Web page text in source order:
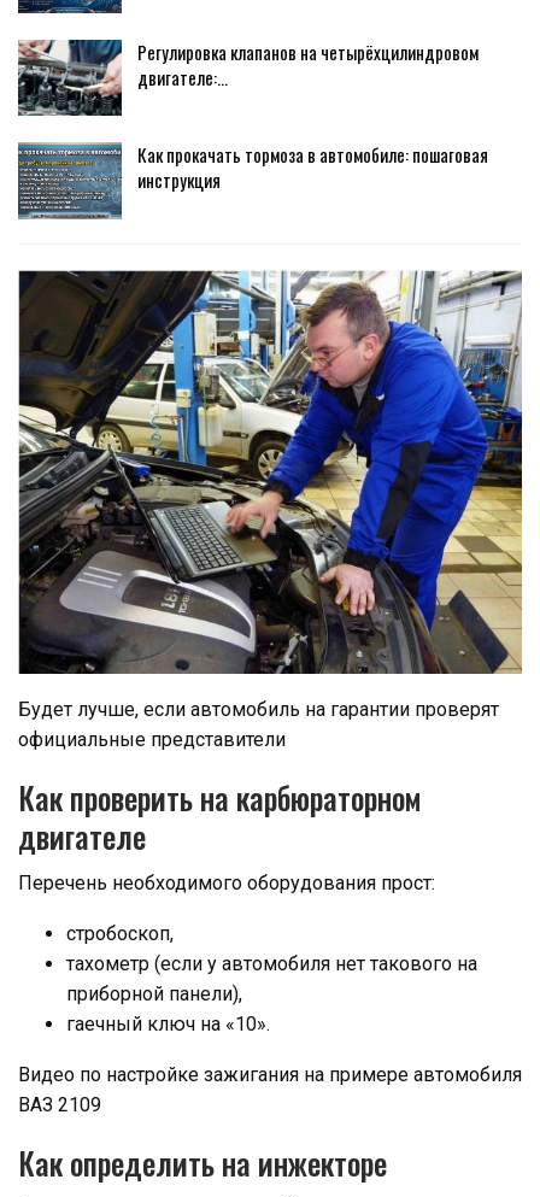
Регулировка клапанов на четырёхцилиндровом
двигателе:…
Как прокачать тормоза в автомобиле: пошаговая
инструкция
Будет лучше, если автомобиль на гарантии проверят
официальные представители
Как проверить на карбюраторном
двигателе
Перечень необходимого оборудования прост:
стробоскоп,
тахометр (если у автомобиля нет такового на
приборной панели),
гаечный ключ на «10».
Видео по настройке зажигания на примере автомобиля
ВАЗ 2109
Как определить на инжекторе